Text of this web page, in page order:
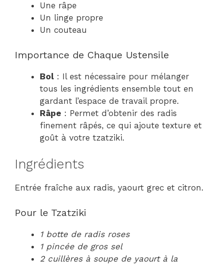
Une râpe
Un linge propre
Un couteau
Importance de Chaque Ustensile
Bol : Il est nécessaire pour mélanger
tous les ingrédients ensemble tout en
gardant l’espace de travail propre.
Râpe : Permet d’obtenir des radis
finement râpés, ce qui ajoute texture et
goût à votre tzatziki.
Ingrédients
Entrée fraîche aux radis, yaourt grec et citron.
Pour le Tzatziki
1 botte de radis roses
1 pincée de gros sel
2 cuillères à soupe de yaourt à la